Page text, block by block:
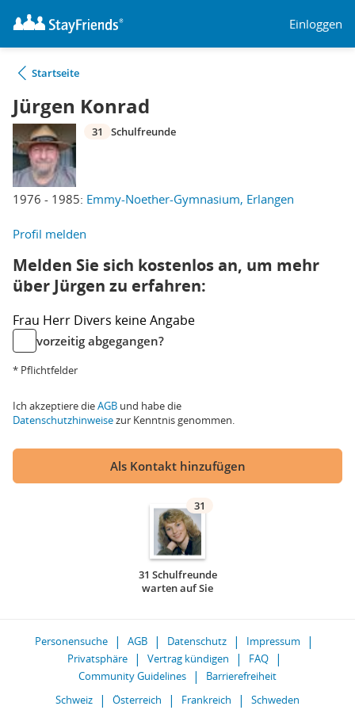
Einloggen
Startseite
Jürgen Konrad
1976 - 1985: Emmy-Noether-Gymnasium, Erlangen
31 Schulfreunde
Profil melden
Melden Sie sich kostenlos an, um mehr
über Jürgen zu erfahren:
Frau Herr Divers keine Angabe
vorzeitig abgegangen?
* Pflichtfelder
Ich akzeptiere dieAGB und habe die
Datenschutzhinweisezur Kenntnis genommen.
Als Kontakt hinzufügen
31
31 Schulfreunde
warten auf Sie
Personensuche AGB Datenschutz
Impressum
Privatsphäre
Vertrag kündigen
FAQ
Community Guidelines
Barrierefreiheit
Schweiz
Österreich Frankreich Schweden